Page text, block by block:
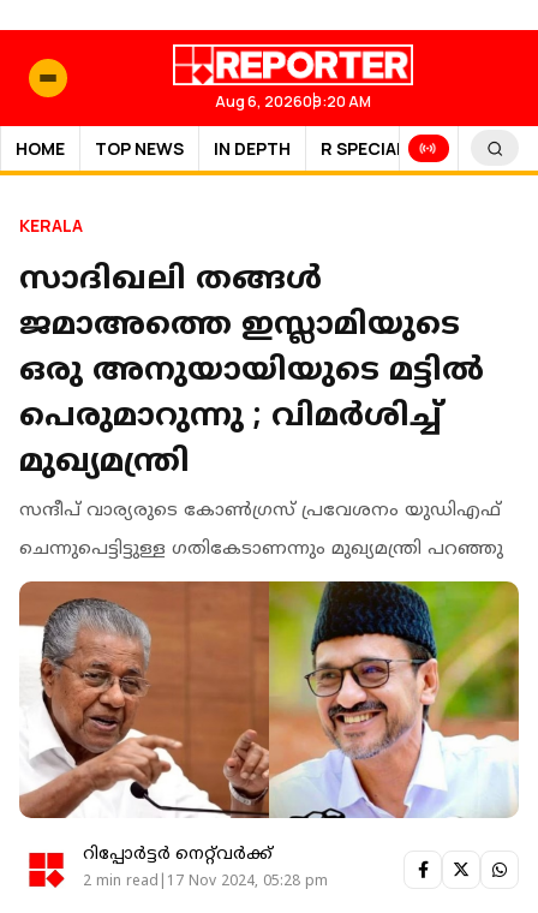
Aug 6, 202609:20 AM
HOME TOP NEWS IN DEPTH R SPECIAL SPORTS
KERALA
സാദിഖലി തങ്ങള്‍
ജമാഅത്തെ ഇസ്ലാമിയുടെ
ഒരു അനുയായിയുടെ മട്ടില്‍
പെരുമാറുന്നു ; വിമർശിച്ച്
മുഖ്യമന്ത്രി
സന്ദീപ് വാര്യരുടെ കോണ്‍ഗ്രസ് പ്രവേശനം യുഡിഎഫ്
ചെന്നുപെട്ടിട്ടുള്ള ഗതികേടാണന്നും മുഖ്യമന്ത്രി പറഞ്ഞു
റിപ്പോർട്ടർ നെറ്റ്‌വര്‍ക്ക്‌
2 min read|17 Nov 2024, 05:28 pm